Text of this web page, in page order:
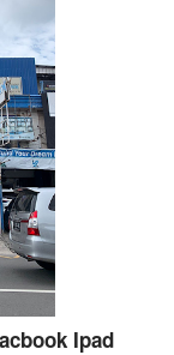
Ipad